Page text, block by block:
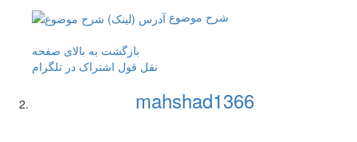
شرح موضوع
بازگشت به بالای صفحه
نقل قول اشتراک در تلگرام
mahshad1366